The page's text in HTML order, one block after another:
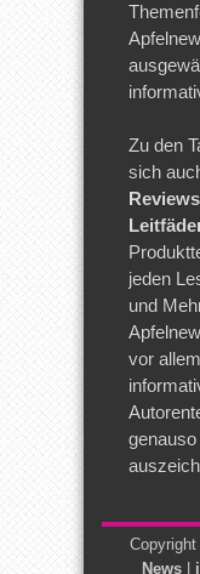
Zu den
sich
Reviews
jeden
und
vor
News